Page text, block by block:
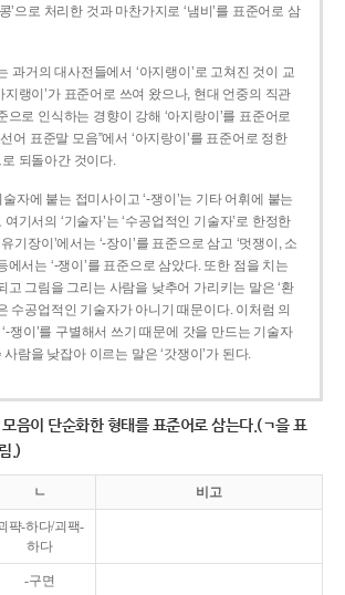
’으로 처리한 것과 마찬가지로 ‘냄비’를 표준어로 삼
과거의 대사전들에서 ‘아지랭이’로 고쳐진 것이 교
지랭이’가 표준어로 쓰여 왔으나, 현대 언중의 직관
으로 인식하는 경향이 강해 ‘아지랑이’를 표준어로
어 표준말 모음”에서 ‘아지랑이’를 표준어로 정한
되돌아간 것이다.
술자에 붙는 접미사이고 ‘-쟁이’는 기타 어휘에 붙는
기서의 ‘기술자’는 ‘수공업적인 기술자’로 한정한
기장이’에서는 ‘-장이’를 표준으로 삼고 ‘멋쟁이, 소
에서는 ‘-쟁이’를 표준으로 삼았다. 또한 점을 치는
고 그림을 그리는 사람을 낮추어 가리키는 말은 ‘환
수공업적인 기술자가 아니기 때문이다. 이처럼 의
‘-쟁이’를 구별해서 쓰기 때문에 갓을 만드는 기술자
사람을 낮잡아 이르는 말은 ‘갓쟁이’가 된다.
음이 단순화한 형태를 표준어로 삼는다.(ㄱ을 표
.)
ㄴ 비고
퍅-하다/괴팩-
하다
-구면